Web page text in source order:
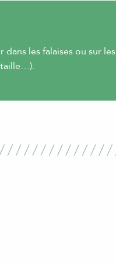
les falaises ou sur les
taille…).